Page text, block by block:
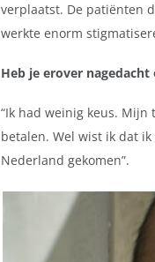
verplaatst. De patiënten
werkte enorm
Heb je erover
“Ik had weinig keus. Mijn
betalen. Wel wist ik dat
Nederland gekomen”.